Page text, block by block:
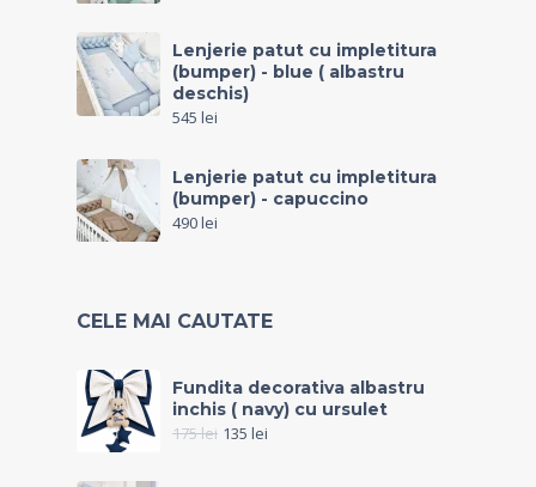
Lenjerie patut cu impletitura
(bumper) - blue ( albastru
deschis)
545 lei
Lenjerie patut cu impletitura
(bumper) - capuccino
490lei
CELE MAI CAUTATE
Fundita decorativa albastru
inchis ( navy) cu ursulet
175lei 135 lei